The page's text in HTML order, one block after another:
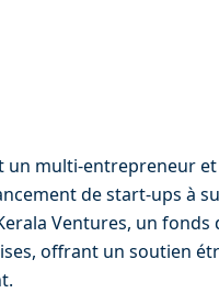
un multi-entrepreneur
de start-ups à
Ventures, un
offrant un soutien